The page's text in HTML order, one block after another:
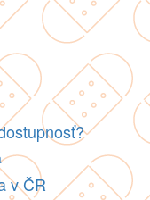
v ČR